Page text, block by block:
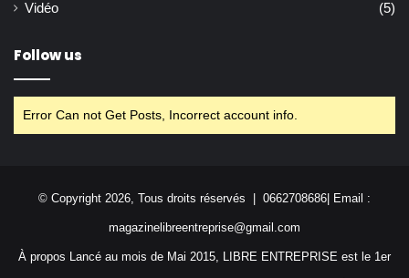
Vidéo
(5)
Follow us
Error Can not Get Posts, Incorrect account info.
© Copyright 2026, Tous droits réservés | 0662708686| Email :
magazinelibreentreprise@gmail.com
À propos Lancé au mois de Mai 2015, LIBRE ENTREPRISE est le 1er